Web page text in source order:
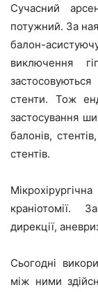
Сучасний
потужний. За
балон-
виключення
стенти. Тож
застосування
балонів,
стентів.
краніотомії.
дирекції,
Сьогодні
між ними